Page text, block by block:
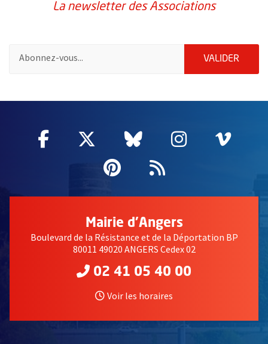
La newsletter des Associations
VALIDER
Facebook
, Ouvre une nouvelle fenêtre
Twitter
, Ouvre une nouvelle
Bluesky
, Ouvre une
Instagram
, Ouvre
,
Pinterest
, Ouvre une
Flux RSS
Mairie d'Angers
Boulevard de la Résistance et de la Déportation BP
80011 49020 ANGERS Cedex 02
02 41 05 40 00
Voir les horaires